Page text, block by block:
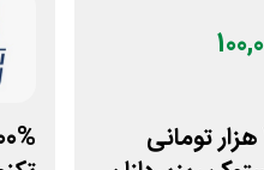
کد تخفیف 100 هزار تومانی